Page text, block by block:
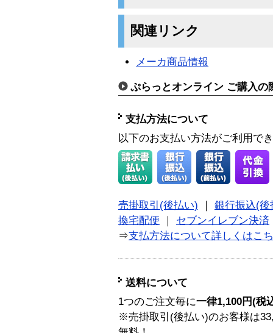
関連リンク
メーカ商品情報
ぷらっとオンライン ご購入の
支払方法について
以下のお支払い方法がご利用で
売掛取引(後払い)
銀行振込(後
換宅配便
セブンイレブン決済
⇒支払方法について詳しくはこ
送料について
1つのご注文毎に一律1,100円(税
※売掛取引(後払い)のお客様は